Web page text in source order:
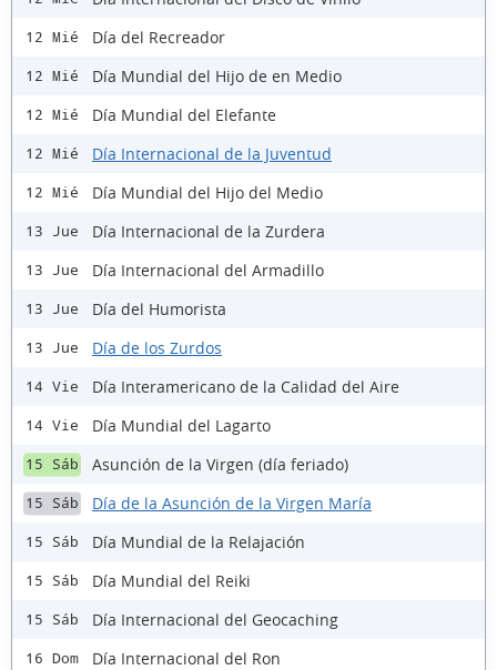
12 Mié Día del Recreador
12 Mié Día Mundial del Hijo de en Medio
12 Mié Día Mundial del Elefante
12 Mié Día Internacional de la Juventud
12 Mié Día Mundial del Hijo del Medio
13 Jue Día Internacional de la Zurdera
13 Jue Día Internacional del Armadillo
13 Jue Día del Humorista
13 Jue Día de los Zurdos
14 Vie Día Interamericano de la Calidad del Aire
14 Vie Día Mundial del Lagarto
15 Sáb Asunción de la Virgen (día feriado)
15 Sáb Día de la Asunción de la Virgen María
15 Sáb Día Mundial de la Relajación
15 Sáb Día Mundial del Reiki
15 Sáb Día Internacional del Geocaching
16 Dom Día Internacional del Ron